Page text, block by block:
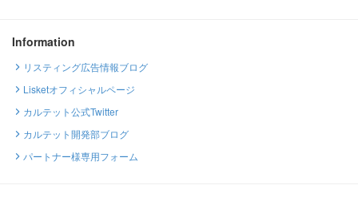
Information
リスティング広告情報ブログ
Lisketオフィシャルページ
カルテット公式Twitter
カルテット開発部ブログ
パートナー様専用フォーム